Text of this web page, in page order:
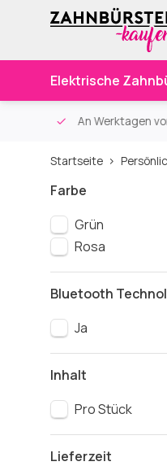
Elektrische
An Werktagen
Startseite
Farbe
Grün
Rosa
Bluetooth
Ja
Inhalt
Pro Stück
Lieferzeit